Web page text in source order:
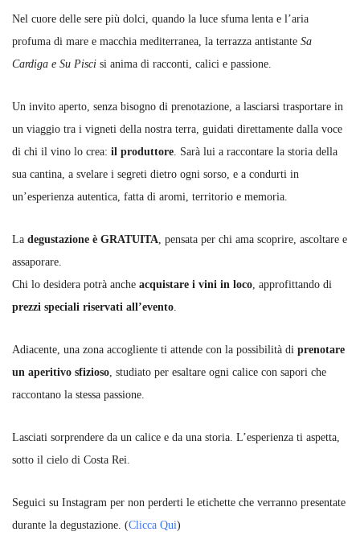
Nel cuore delle sere più dolci, quando la luce sfuma lenta e l’aria
profuma di mare e macchia mediterranea, la terrazza antistante Sa
Cardiga e Su Pisci si anima di racconti, calici e passione.
Un invito aperto, senza bisogno di prenotazione, a lasciarsi trasportare in
un viaggio tra i vigneti della nostra terra, guidati direttamente dalla voce
di chi il vino lo crea: il produttore. Sarà lui a raccontare la storia della
sua cantina, a svelare i segreti dietro ogni sorso, e a condurti in
un’esperienza autentica, fatta di aromi, territorio e memoria.
La degustazione è GRATUITA, pensata per chi ama scoprire, ascoltare e
assaporare.
Chi lo desidera potrà anche acquistare i vini in loco, approfittando di
prezzi speciali riservati all’evento.
Adiacente, una zona accogliente ti attende con la possibilità di prenotare
un aperitivo sfizioso, studiato per esaltare ogni calice con sapori che
raccontano la stessa passione.
Lasciati sorprendere da un calice e da una storia. L’esperienza ti aspetta,
sotto il cielo di Costa Rei.
Seguici su Instagram per non perderti le etichette che verranno presentate
durante la degustazione. (Clicca Qui)